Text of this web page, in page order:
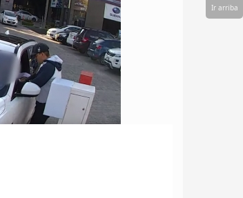
Ir arriba